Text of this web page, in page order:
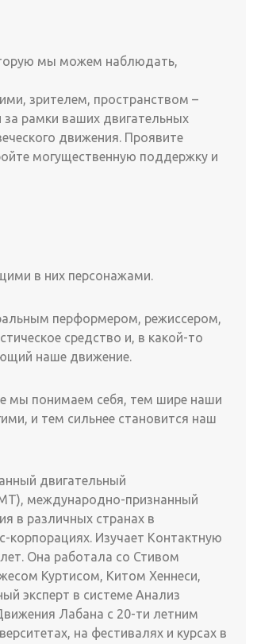
мы можем наблюдать,
зрителем, пространством –
рамки ваших двигательных
движения. Проявите
могущественную поддержку и
в них персонажами.
перформером, режиссером,
средство и, в какой-то
наше движение.
мы понимаем себя, тем шире наши
и тем сильнее становится наш
двигательный
международно-признанный
в различных странах в
корпорациях. Изучает Контактную
Она работала со Стивом
Куртисом, Китом Хеннеси,
эксперт в системе Анализ
Лабана с 20-ти летним
на фестивалях и курсах в